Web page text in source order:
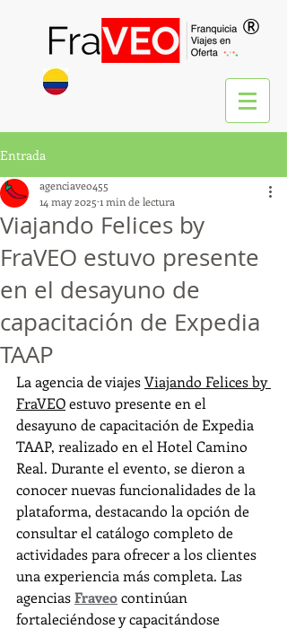
®
Entrada
Viajando Felices by
FraVEO estuvo presente
en el desayuno de
capacitación de Expedia
TAAP
agenciaveo455
14 may 2025 1 min de lectura
La agencia de viajes Viajando Felices by
FraVEO estuvo presente en el
desayuno de capacitación de Expedia
TAAP, realizado en el Hotel Camino
Real. Durante el evento, se dieron a
conocer nuevas funcionalidades de la
plataforma, destacando la opción de
consultar el catálogo completo de
actividades para ofrecer a los clientes
una experiencia más completa. Las
agencias Fraveo continúan
fortaleciéndose y capacitándose